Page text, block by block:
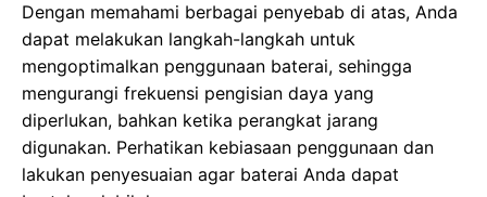
Dengan memahami berbagai penyebab di atas, Anda
dapat melakukan langkah-langkah untuk
mengoptimalkan penggunaan baterai, sehingga
mengurangi frekuensi pengisian daya yang
diperlukan, bahkan ketika perangkat jarang
digunakan. Perhatikan kebiasaan penggunaan dan
lakukan penyesuaian agar baterai Anda dapat